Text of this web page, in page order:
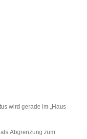
wird gerade im „Haus
Abgrenzung zum